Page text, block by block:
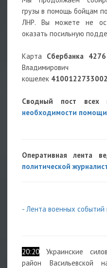
грузы в помощь бойцам
ЛНР. Вы можете не
оказать посильную
Карта Сбербанка
кошелек
Сводный пост всех
необходимости
Оперативная лента
политической
- Лента военных событий
20:20 Украинские
район Васильевской